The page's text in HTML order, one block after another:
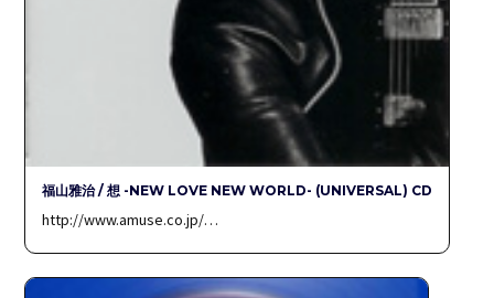
福山雅治 / 想 -NEW LOVE NEW WORLD- (UNIVERSAL) CD
http://www.amuse.co.jp/…